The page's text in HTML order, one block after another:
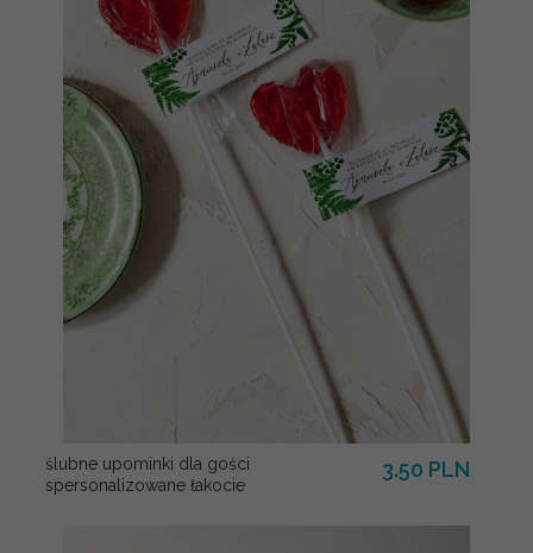
ślubne upominki dla gości
spersonalizowane łakocie
3.50 PLN